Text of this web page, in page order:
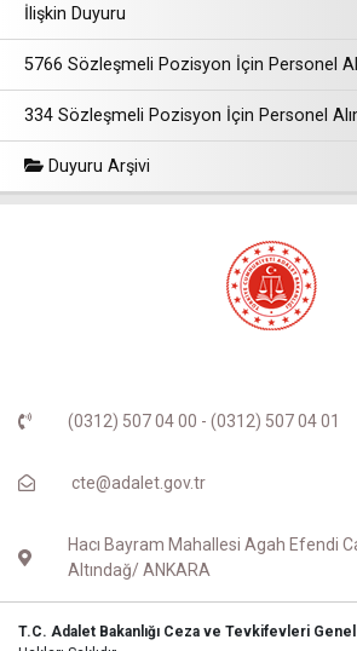
İlişkin Duyuru
5766 Sözleşmeli Pozisyon İçin Personel
334 Sözleşmeli Pozisyon İçin Personel
Duyuru Arşivi
(0312) 507 04 00 - (0312) 507 04 01
cte@adalet.gov.tr
Hacı Bayram Mahallesi Agah Efendi
Altındağ/ ANKARA
T.C. Adalet Bakanlığı Ceza ve Tevkifevleri